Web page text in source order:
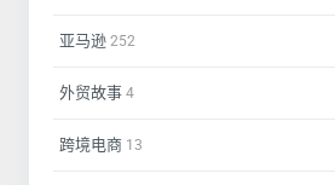
亚马逊 252
外贸故事 4
跨境电商 13